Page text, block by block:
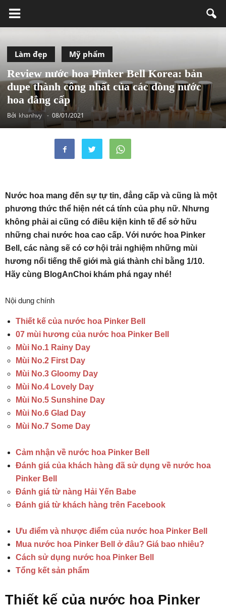
Làm đẹp Mỹ phẩm
Review nước hoa Pinker Bell Korea: bản
dupe thành công nhất của các dòng nước
hoa đẳng cấp
Bởi khanhvy - 08/01/2021
Nước hoa mang đến sự tự tin, đẳng cấp và cũng là một
phương thức thể hiện nét cá tính của phụ nữ. Nhưng
không phải ai cũng có điều kiện kinh tế để sở hữu
những chai nước hoa cao cấp. Với nước hoa Pinker
Bell, các nàng sẽ có cơ hội trải nghiệm những mùi
hương nổi tiếng thế giới mà giá thành chỉ bằng 1/10.
Hãy cùng BlogAnChoi khám phá ngay nhé!
Nội dung chính
Thiết kế của nước hoa Pinker Bell
07 mùi hương của nước hoa Pinker Bell
Mùi No.1 Rainy Day
Mùi No.2 First Day
Mùi No.3 Gloomy Day
Mùi No.4 Lovely Day
Mùi No.5 Sunshine Day
Mùi No.6 Glad Day
Mùi No.7 Some Day
Cảm nhận về nước hoa Pinker Bell
Đánh giá của khách hàng đã sử dụng về nước hoa
Pinker Bell
Đánh giá từ nàng Hải Yến Babe
Đánh giá từ khách hàng trên Facebook
Ưu điểm và nhược điểm của nước hoa Pinker Bell
Mua nước hoa Pinker Bell ở đâu? Giá bao nhiêu?
Cách sử dụng nước hoa Pinker Bell
Tổng kết sản phẩm
Thiết kế của nước hoa Pinker